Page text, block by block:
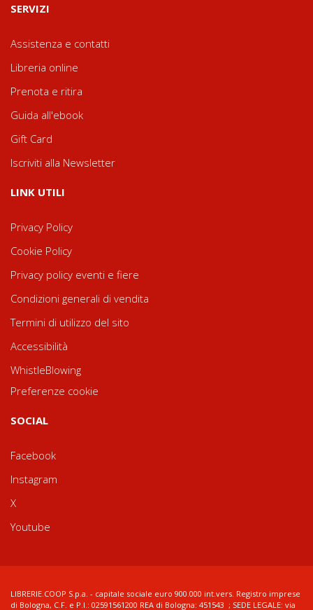
SERVIZI
Assistenza e contatti
Libreria online
Prenota e ritira
Guida all'ebook
Gift Card
Iscriviti alla Newsletter
LINK UTILI
Privacy Policy
Cookie Policy
Privacy policy eventi e fiere
Condizioni generali di vendita
Termini di utilizzo del sito
Accessibilità
WhistleBlowing
Preferenze cookie
SOCIAL
Facebook
Instagram
X
Youtube
LIBRERIE.COOP S.p.a. - capitale sociale euro 900.000 int.vers. Registro imprese
di Bologna, C.F. e P.I.: 02591561200 REA di Bologna: 451543 ; SEDE LEGALE: via